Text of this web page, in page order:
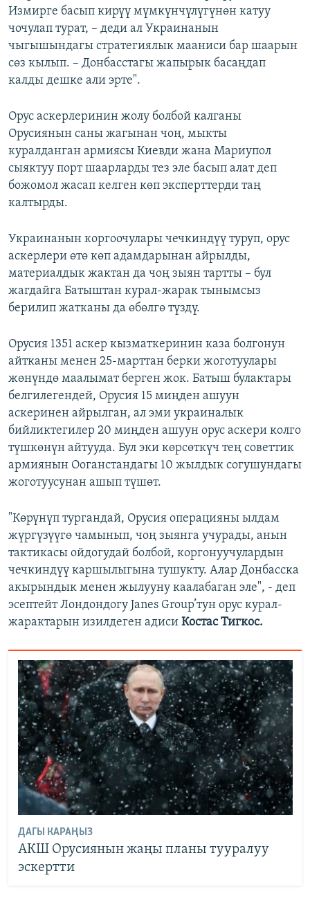
Измирге басып кирүү мүмкүнчүлүгүнөн катуу
чочулап турат, – деди ал Украинанын
чыгышындагы стратегиялык мааниси бар шаарын
сөз кылып. – Донбасстагы жапырык басаңдап
калды дешке али эрте".
Орус аскерлеринин жолу болбой калганы
Орусиянын саны жагынан чоң, мыкты
куралданган армиясы Киевди жана Мариупол
сыяктуу порт шаарларды тез эле басып алат деп
божомол жасап келген көп эксперттерди таң
калтырды.
Украинанын коргоочулары чечкиндүү туруп, орус
аскерлери өтө көп адамдарынан айрылды,
материалдык жактан да чоң зыян тартты – бул
жагдайга Батыштан курал-жарак тынымсыз
берилип жатканы да өбөлгө түздү.
Орусия 1351 аскер кызматкеринин каза болгонун
айтканы менен 25-марттан берки жоготуулары
жөнүндө маалымат берген жок. Батыш булактары
белгилегендей, Орусия 15 миңден ашуун
аскеринен айрылган, ал эми украиналык
бийликтегилер 20 миңден ашуун орус аскери колго
түшкөнүн айтууда. Бул эки көрсөткүч тең советтик
армиянын Ооганстандагы 10 жылдык согушундагы
жоготуусунан ашып түшөт.
"Көрүнүп тургандай, Орусия операцияны ылдам
жүргүзүүгө чамынып, чоң зыянга учурады, анын
тактикасы ойдогудай болбой, коргонуучулардын
чечкиндүү каршылыгына тушукту. Алар Донбасска
акырындык менен жылууну каалабаган эле", - деп
эсептейт Лондондогу Janes Group’тун орус курал-
жарактарын изилдеген адиси Костас Тигкос.
ДАГЫ КАРАҢЫЗ
АКШ Орусиянын жаңы планы тууралуу
эскертти